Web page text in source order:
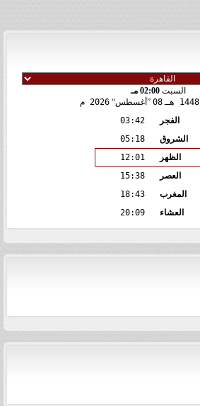
السبت 02:00 مـ
1448 هـ 08 أغسطس 2026 م
الفجر
03:42
الشروق
05:18
الظهر
12:01
العصر
15:38
المغرب
18:43
العشاء
20:09